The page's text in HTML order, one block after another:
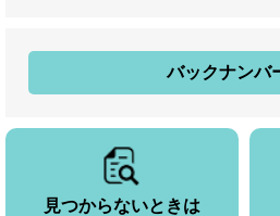
バックナンバ
見つからないときは